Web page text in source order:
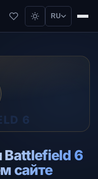
RU
Battlefield 6
сайте
6